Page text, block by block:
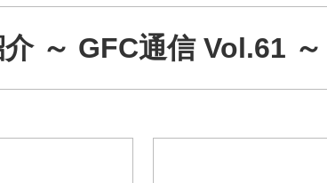
～ GFC通信 Vol.61 ～